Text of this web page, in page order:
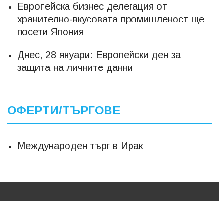
Европейска бизнес делегация от
хранително-вкусовата промишленост ще
посети Япония
Днес, 28 януари: Европейски ден за
защита на личните данни
ОФЕРТИ/ТЪРГОВЕ
Международен търг в Ирак